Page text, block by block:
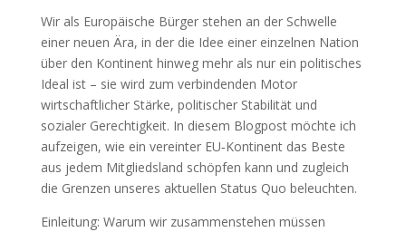
Wir als Europäische Bürger stehen an der Schwelle
einer neuen Ära, in der die Idee einer einzelnen Nation
über den Kontinent hinweg mehr als nur ein politisches
Ideal ist – sie wird zum verbindenden Motor
wirtschaftlicher Stärke, politischer Stabilität und
sozialer Gerechtigkeit. In diesem Blogpost möchte ich
aufzeigen, wie ein vereinter EU‑Kontinent das Beste
aus jedem Mitgliedsland schöpfen kann und zugleich
die Grenzen unseres aktuellen Status Quo beleuchten.
Einleitung: Warum wir zusammenstehen müssen